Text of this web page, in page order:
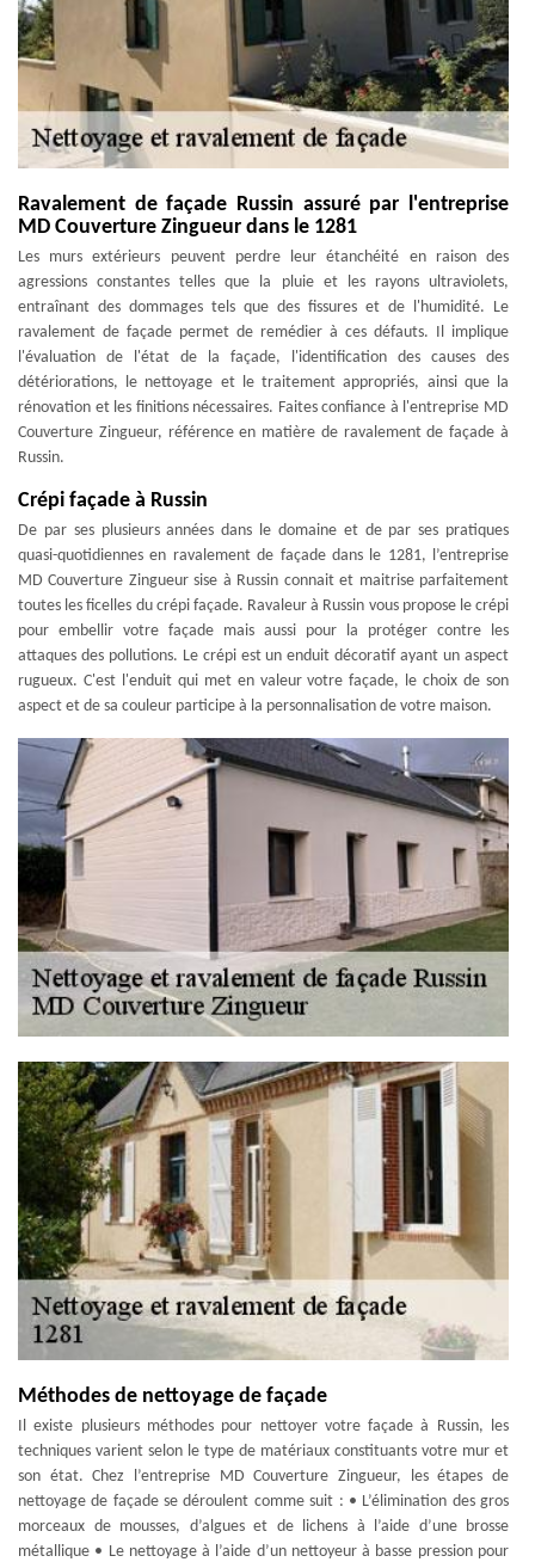
Ravalement de façade Russin assuré par l'entreprise
MD Couverture Zingueur dans le 1281
Les murs extérieurs peuvent perdre leur étanchéité en raison des
agressions constantes telles que la pluie et les rayons ultraviolets,
entraînant des dommages tels que des fissures et de l'humidité. Le
ravalement de façade permet de remédier à ces défauts. Il implique
l'évaluation de l'état de la façade, l'identification des causes des
détériorations, le nettoyage et le traitement appropriés, ainsi que la
rénovation et les finitions nécessaires. Faites confiance à l'entreprise MD
Couverture Zingueur, référence en matière de ravalement de façade à
Russin.
Crépi façade à Russin
De par ses plusieurs années dans le domaine et de par ses pratiques
quasi-quotidiennes en ravalement de façade dans le 1281, l’entreprise
MD Couverture Zingueur sise à Russin connait et maitrise parfaitement
toutes les ficelles du crépi façade. Ravaleur à Russin vous propose le crépi
pour embellir votre façade mais aussi pour la protéger contre les
attaques des pollutions. Le crépi est un enduit décoratif ayant un aspect
rugueux. C'est l'enduit qui met en valeur votre façade, le choix de son
aspect et de sa couleur participe à la personnalisation de votre maison.
Méthodes de nettoyage de façade
Il existe plusieurs méthodes pour nettoyer votre façade à Russin, les
techniques varient selon le type de matériaux constituants votre mur et
son état. Chez l’entreprise MD Couverture Zingueur, les étapes de
nettoyage de façade se déroulent comme suit : • L’élimination des gros
morceaux de mousses, d’algues et de lichens à l’aide d’une brosse
métallique • Le nettoyage à l’aide d’un nettoyeur à basse pression pour